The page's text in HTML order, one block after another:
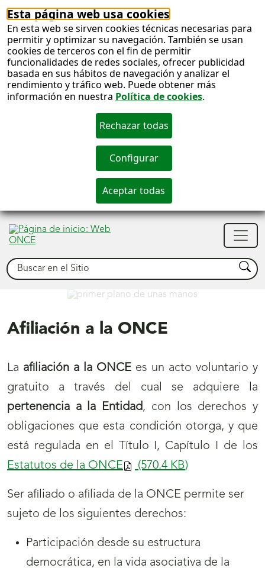
Esta página web usa cookies
En esta web se sirven cookies técnicas necesarias para
permitir y optimizar su navegación. También se usan
cookies de terceros con el fin de permitir
funcionalidades de redes sociales, ofrecer publicidad
basada en sus hábitos de navegación y analizar el
rendimiento y tráfico web. Puede obtener más
información en nuestra Política de cookies.
Buscar Buscar
Déjanos ayudarte
Afiliación a la ONCE
La afiliación a la ONCE es un acto voluntario y
gratuito a través del cual se adquiere la
pertenencia a la Entidad, con los derechos y
obligaciones que esta condición otorga, y que
está regulada en el Título I, Capítulo I de los
Estatutos de la ONCE
(570.4 KB)
Ser afiliado o afiliada de la ONCE permite ser
sujeto de los siguientes derechos:
Participación desde su estructura
democrática, en la vida asociativa de la